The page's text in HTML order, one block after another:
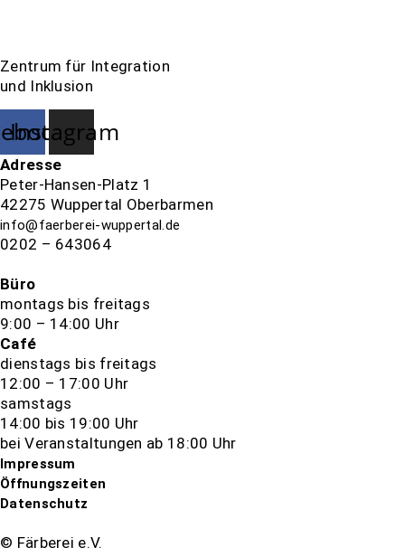
Zentrum für Integration
und Inklusion
Instagram
Adresse
Peter-Hansen-Platz 1
42275 Wuppertal Oberbarmen
info@faerberei-wuppertal.de
0202 – 643064
Büro
montags bis freitags
9:00 – 14:00 Uhr
Café
dienstags bis freitags
12:00 – 17:00 Uhr
samstags
14:00 bis 19:00 Uhr
bei Veranstaltungen ab 18:00 Uhr
Impressum
Öffnungszeiten
Datenschutz
© Färberei e.V.